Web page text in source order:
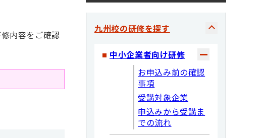
内容をご確認
九州校の研修を探す
中小企業者向け研修
お申込み前の確認
事項
受講対象企業
申込みから受講ま
での流れ